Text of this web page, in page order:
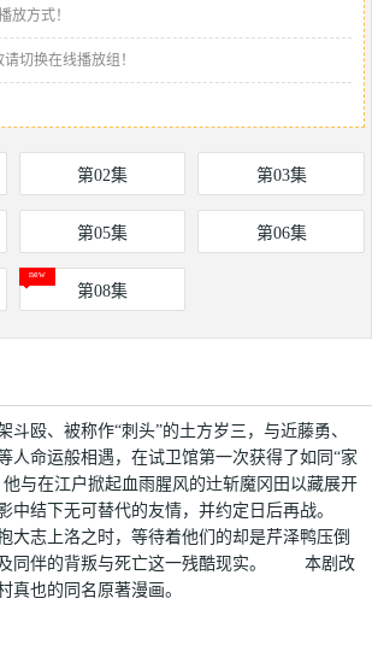
放方式！
切换在线播放组！
第02集 第03集
第05集 第06集
第08集
斗殴、被称作“刺头”的土方岁三，与近藤勇、
人命运般相遇，在试卫馆第一次获得了如同“家
他与在江户掀起血雨腥风的辻斩魔冈田以藏展开
中结下无可替代的友情，并约定日后再战。
志上洛之时，等待着他们的却是芹泽鸭压倒
及同伴的背叛与死亡这一残酷现实。 本剧改
真也的同名原著漫画。